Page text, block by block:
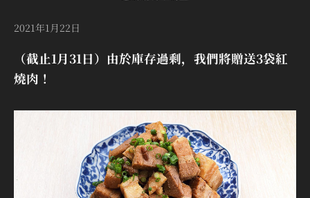
2021年1月22日
（截止1月31日）由於庫存過剩，我們將贈送3袋紅
燒肉！